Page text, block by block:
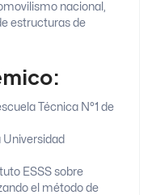
nacional,
estructuras de
Técnica N°1 de
Universidad
ESSS sobre
el método de